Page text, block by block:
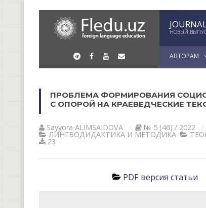
НОВЫЙ
АВТОРАМ
ПРОБЛЕМА ФОРМИРОВАНИЯ
С ОПОРОЙ НА КРАЕВЕДЧЕСКИЕ
Sayyora АLIMSАIDOVА № 5 (46) / 2022
ЛИНГВОДИДАКТИКА И МЕТОДИКА
23
PDF версия статьи